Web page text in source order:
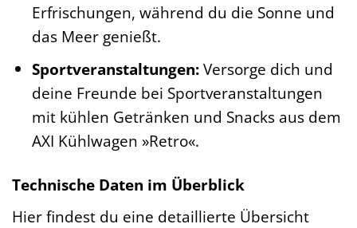
Erfrischungen, während du die Sonne und
das Meer genießt.
Sportveranstaltungen:Versorge dich und
deine Freunde bei Sportveranstaltungen
mit kühlen Getränken und Snacks aus dem
AXI Kühlwagen »Retro«.
Technische Daten im Überblick
Hier findest du eine detaillierte Übersicht